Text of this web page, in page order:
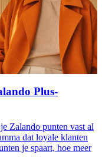
Plus-
Zalando punten vast al
dat loyale klanten
je spaart, hoe meer